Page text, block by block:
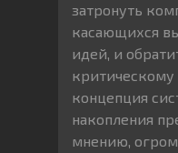
затронуть
касающихся
идей, и
критическому
концепция
накопления
мнению,